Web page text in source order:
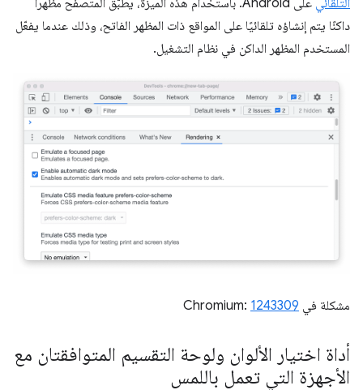
التلقائي
على Android. باستخدام هذه الميزة، يطبّق المتصفّح مظهرًا
داكنًا يتم إنشاؤه تلقائيًا على المواقع ذات المظهر الفاتح، وذلك عندما يفعّل
المستخدم المظهر الداكن في نظام التشغيل.
مشكلة في Chromium: 1243309
أداة اختيار الألوان ولوحة التقسيم المتوافقتان مع
الأجهزة التي تعمل باللمس